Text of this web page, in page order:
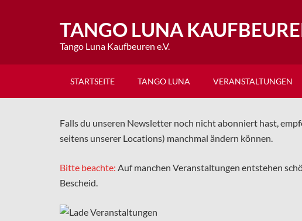
TANGO LUNA
Tango Luna Kaufbeuren e.V.
STARTSEITE TANGO LUNA VERANSTALTUNGEN
Falls du unseren Newsletter noch nicht abonniert hast,
seitens unserer Locations) manchmal ändern können.
Bitte beachte: Auf manchen Veranstaltungen entstehen
Bescheid.